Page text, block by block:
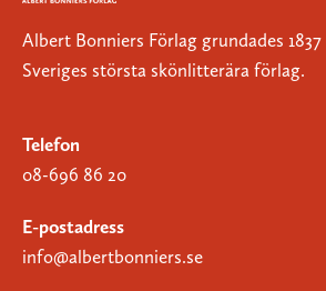
Albert Bonniers Förlag grundades
Sveriges största skönlitterära förlag.
Telefon
08-696 86 20
E-postadress
info@albertbonniers.se